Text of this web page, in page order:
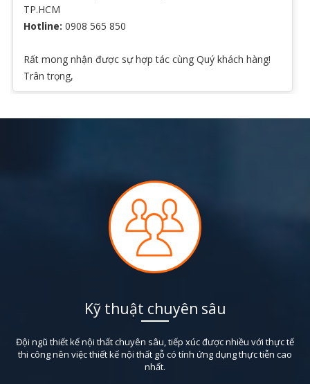
TP.HCM
Hotline: 0908 565 850
Rất mong nhận được sự hợp tác cùng Quý khách hàng!
Trân trọng,
Kỹ thuật chuyên sâu
Đội ngũ thiết kế nội thất chuyên sâu, tiếp xúc được nhiều với thực tế
thi công nên việc thiết kế nội thất gỗ có tính ứng dụng thực tiễn cao
nhất.